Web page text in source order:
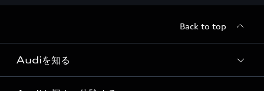
Back to top
Audiを知る